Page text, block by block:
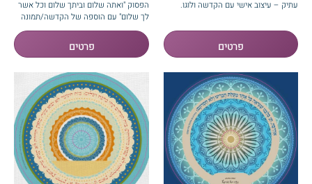
עתיק – עיצוב אישי עם הקדשה ולוגו.
הפסוק "ואתה שלום וביתך שלום וכל אשר
לך שלום" עם הוספה של הקדשה/תמונה
אישית